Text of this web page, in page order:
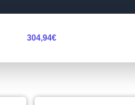
304,94€